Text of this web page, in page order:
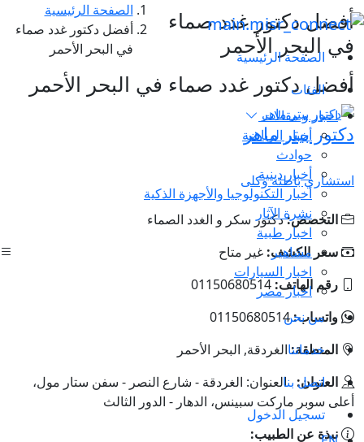
الصفحة الرئيسية
الفئات
اخبار و مقالات
أخبار الرياضة
حوادث
أخبار دينية
أخبار التكنولوجيا والأجهزة الذكية
نشرة الآثار
اخبار طبية
مشاهير
اخبار السيارات
اخبار مصر
من نحن
خدماتنا
اتصل بنا
تسجيل الدخول
أفضل دكتور غدد صماء
في البحر الأحمر
الصفحة الرئيسية
أفضل دكتور غدد صماء
في البحر الأحمر
أفضل دكتور غدد صماء في البحر الأحمر
دكتور بيتر ماهر
استشاري باطنه وكلى
التخصص:دكتور سكر و الغدد الصماء
سعر الكشف: غير متاح
رقم الهاتف: 01150680514
واتساب:01150680514
المنطقة:الغردقة, البحر الأحمر
العنوان: العنوان: الغردقة - شارع النصر - سفن ستار مول،
أعلى سوبر ماركت سبينس، الدهار - الدور الثالث
نبذة عن الطبيب: